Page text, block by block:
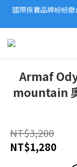
2026美妝小樣、試
2026美妝小樣、試
Armaf
mountain
NT$3,200
NT$1,280